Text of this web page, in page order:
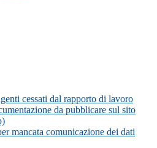
cessati dal rapporto di lavoro
da pubblicare sul sito
mancata comunicazione dei dati